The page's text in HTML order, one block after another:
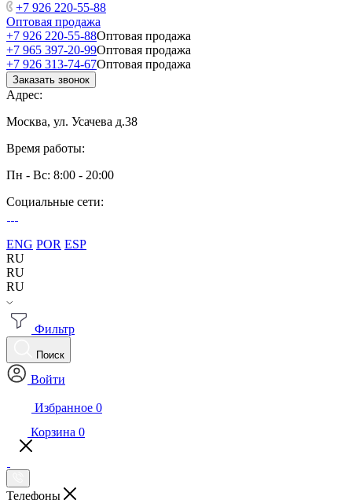
+7 926 220-55-88
Оптовая продажа
+7 926 220-55-88Оптовая продажа
+7 965 397-20-99Оптовая продажа
+7 926 313-74-67Оптовая продажа
Заказать звонок
Адрес:
Москва, ул. Усачева д.38
Время работы:
Пн - Вс: 8:00 - 20:00
Социальные сети:
ENG POR ESP
RU
RU
RU
Фильтр
Поиск
Войти
Избранное 0
Корзина 0
Телефоны